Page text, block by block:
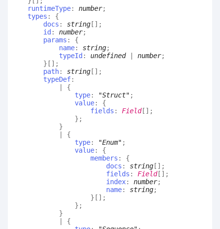
runtimeType: number;
types : {
docs : string [] ;
id : number;
params : {
name: string;
typeId : undefined| number;
} [] ;
path: string [] ;
typeDef:
{
type: "Struct" ;
value: {
fields : Field[] ;
} ;
}
{
type: "Enum" ;
value: {
members : {
docs : string [] ;
fields : Field[] ;
index: number;
name: string;
} [] ;
} ;
}
{